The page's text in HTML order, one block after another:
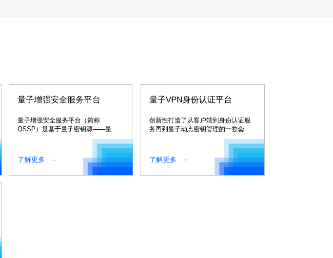
量子增强安全服务平台
量子增强安全服务平台（简称
QSSP）是基于量子密钥源——量子
保密通信网络、、量子随
应用支撑平
台。。。
了解更多
量子VPN身份认证平台
创新性打造了从客户端到身份认证服
务再到量子动态密钥管理的一整套量
了解更多